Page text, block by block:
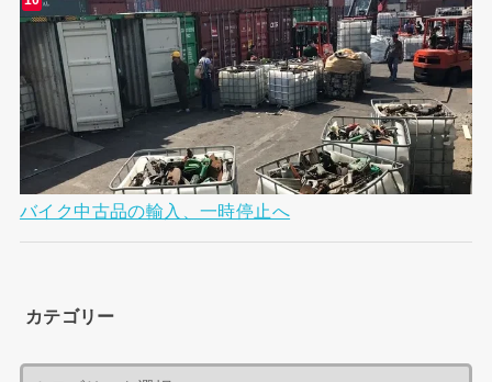
バイク中古品の輸入、一時停止へ
カテゴリー